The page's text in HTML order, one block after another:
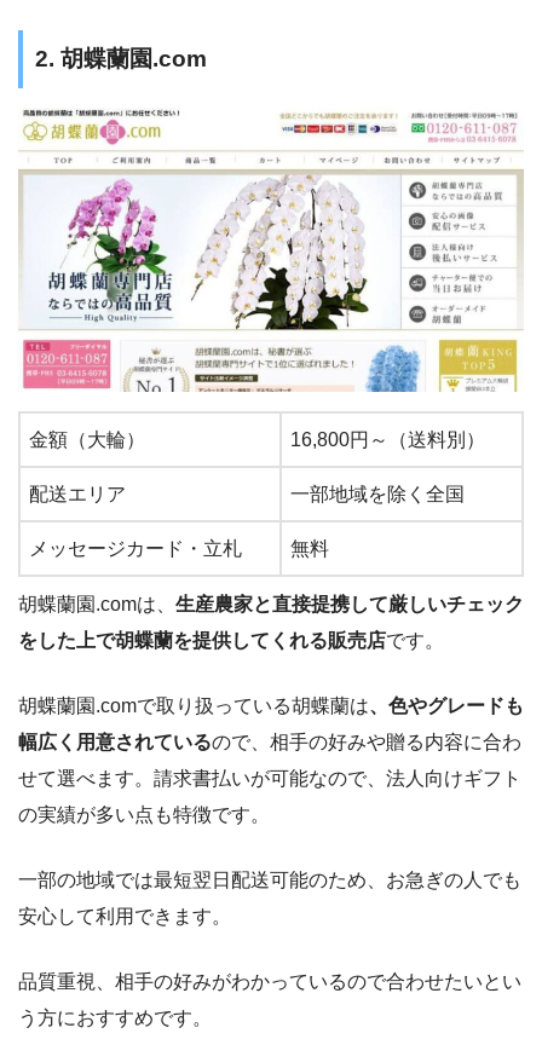
2. 胡蝶蘭園.com
金額（大輪） 16,800円～（送料別）
配送エリア 一部地域を除く全国
メッセージカード・立札 無料
胡蝶蘭園.comは、 生産農家と直接提携して厳しいチェック
をした上で胡蝶蘭を提供してくれる販売店です。
胡蝶蘭園.comで取り扱っている胡蝶蘭は、色やグレードも
幅広く用意されているので、相手の好みや贈る内容に合わ
せて選べます。請求書払いが可能なので、法人向けギフト
の実績が多い点も特徴です。
一部の地域では最短翌日配送可能のため、お急ぎの人でも
安心して利用できます。
品質重視、相手の好みがわかっているので合わせたいとい
う方におすすめです。